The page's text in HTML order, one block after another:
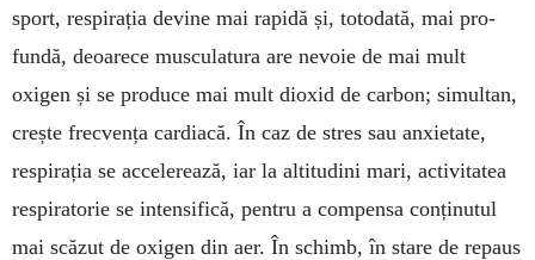
sport, respirația devine mai ra­pidă și, totodată, mai pro­
fundă, deoarece muscu­latura are nevoie de mai mult
oxigen și se pro­duce mai mult dioxid de carbon; simultan,
crește frec­vența cardia­că. În caz de stres sau anxietate,
res­pirația se accele­rează, iar la al­titu­dini mari, acti­vitatea
respi­ratorie se in­tensifică, pentru a com­pensa conținutul
mai scăzut de oxigen din aer. În schimb, în stare de repaus